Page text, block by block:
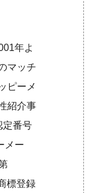
年よ
マッチ
ピーメ
紹介事
定番号
メー
標登録